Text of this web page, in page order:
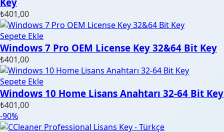
₺401,00
Sepete Ekle
Windows 7 Pro OEM License Key 32&64 Bit Key
₺401,00
Sepete Ekle
Windows 10 Home Lisans Anahtarı 32-64 Bit Key
₺401,00
-90%